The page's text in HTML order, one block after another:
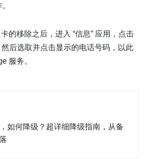
的移除之后，进入 “信息” 应用，点击
然后选取并点击显示的电话号码，以此
服务。
如何降级？超详细降级指南，从备